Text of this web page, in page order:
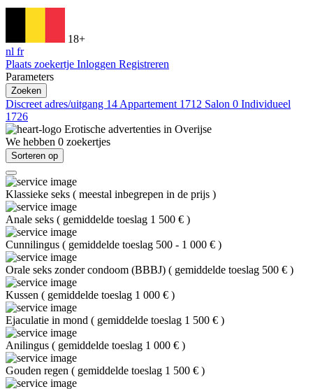
18+
nl fr
Plaats zoekertje Inloggen Registreren
Parameters
Zoeken
Discreet adres/uitgang 14 Appartement 1712 Salon 0 Individueel
1726
Erotische advertenties in Overijse
We hebben 0 zoekertjes
Sorteren op
Klassieke seks ( meestal inbegrepen in de prijs )
Anale seks ( gemiddelde toeslag 1 500 € )
Cunnilingus ( gemiddelde toeslag 500 - 1 000 € )
Orale seks zonder condoom (BBBJ) ( gemiddelde toeslag 500 € )
Kussen ( gemiddelde toeslag 1 000 € )
Ejaculatie in mond ( gemiddelde toeslag 1 500 € )
Anilingus ( gemiddelde toeslag 1 000 € )
Gouden regen ( gemiddelde toeslag 1 500 € )